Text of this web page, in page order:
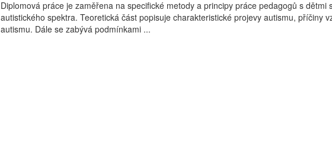
Diplomová práce je zaměřena na specifické metody a principy práce pedagogů s dětmi
autistického spektra. Teoretická část popisuje charakteristické projevy autismu, příčiny
autismu. Dále se zabývá podmínkami ...